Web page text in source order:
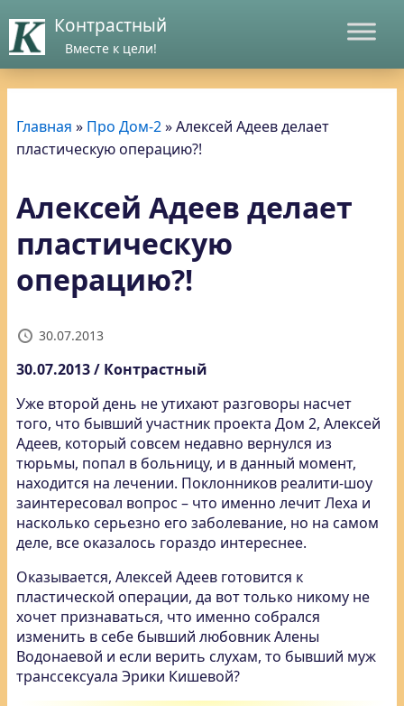
Контрастный
Вместе к цели!
Главная » Про Дом-2»Алексей Адеев делает
пластическую операцию?!
Алексей Адеев делает
пластическую
операцию?!
30.07.2013
30.07.2013 / Контрастный
Уже второй день не утихают разговоры насчет
того, что бывший участник проекта Дом 2, Алексей
Адеев, который совсем недавно вернулся из
тюрьмы, попал в больницу, и в данный момент,
находится на лечении. Поклонников реалити-шоу
заинтересовал вопрос – что именно лечит Леха и
насколько серьезно его заболевание, но на самом
деле, все оказалось гораздо интереснее.
Оказывается, Алексей Адеев готовится к
пластической операции, да вот только никому не
хочет признаваться, что именно собрался
изменить в себе бывший любовник Алены
Водонаевой и если верить слухам, то бывший муж
транссексуала Эрики Кишевой?